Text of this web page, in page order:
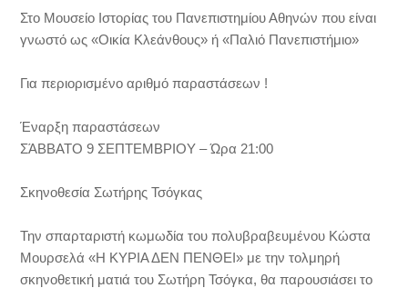
Στο Μουσείο Ιστορίας του Πανεπιστημίου Αθηνών που είναι
γνωστό ως «Οικία Κλεάνθους» ή «Παλιό Πανεπιστήμιο»
Για περιορισμένο αριθμό παραστάσεων !
Έναρξη παραστάσεων
ΣΆΒΒΑΤΟ 9 ΣΕΠΤΕΜΒΡΙΟΥ – Ώρα 21:00
Σκηνοθεσία Σωτήρης Τσόγκας
Την σπαρταριστή κωμωδία του πολυβραβευμένου Κώστα
Μουρσελά «Η ΚΥΡΙΑ ΔΕΝ ΠΕΝΘΕΙ» με την τολμηρή
σκηνοθετική ματιά του Σωτήρη Τσόγκα, θα παρουσιάσει το